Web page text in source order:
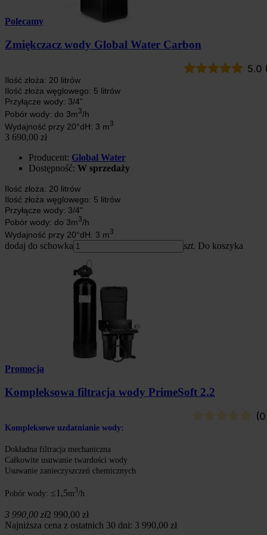
Polecamy
Zmiękczacz wody Global Water Carbon
5.0
Ilość złoża: 20 litrów
Ilość złoża węglowego: 5 litrów
Przyłącze wody: 3/4"
Pobór wody: do 3m3/h
Wydajność przy 20°dH: 3 m3
3 690,00 zł
Producent: Global Water
Dostępność: W sprzedaży
Ilość złoża: 20 litrów
Ilość złoża węglowego: 5 litrów
Przyłącze wody: 3/4"
Pobór wody: do 3m3/h
Wydajność przy 20°dH: 3 m3
dodaj do schowka szt. Do koszyka
Promocja
Kompleksowa filtracja wody PrimeSoft 2.2
Kompleksowe uzdatnianie wody:
Dokładna filtracja mechaniczna
Całkowite usuwanie twardości wody
Usuwanie zanieczyszczeń chemicznych
Pobór wody: ≤1,5m3/h
3 990,00 zł2 990,00 zł
Najniższa cena z ostatnich 30 dni: 3 990,00 zł